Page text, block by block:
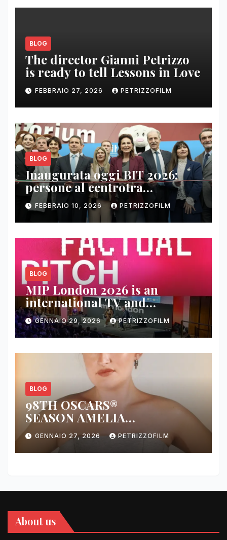
BLOG
The director Gianni Petrizzo
is ready to tell Lessons in Love
FEBBRAIO 27, 2026 PETRIZZOFILM
BLOG
Inaugurata oggi BIT 2026:
persone al centrotra
contenuti, relazioni e business
FEBBRAIO 10, 2026 PETRIZZOFILM
BLOG
MIP London 2026 is an
international TV and
streaming content market
GENNAIO 29, 2026 PETRIZZOFILM
BLOG
98TH OSCARS®
SEASON AMELIA
DIMOLDENBERG RETURNS
FOR THIRD YEAR
GENNAIO 27, 2026 PETRIZZOFILM
About us